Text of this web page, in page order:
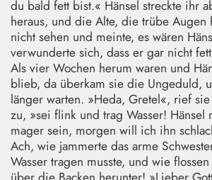
du bald fett bist.« Hänsel streckte ihr
heraus, und die Alte, die trübe Augen
nicht sehen und meinte, es wären
verwunderte sich, dass er gar nicht
Als vier Wochen herum waren und
blieb, da überkam sie die Ungeduld,
länger warten. »Heda, Gretel«, rief
zu, »sei flink und trag Wasser! Hänsel
mager sein, morgen will ich ihn
Ach, wie jammerte das arme
Wasser tragen musste, und wie